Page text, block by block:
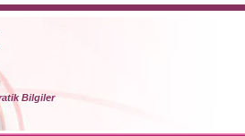
Bilgiler